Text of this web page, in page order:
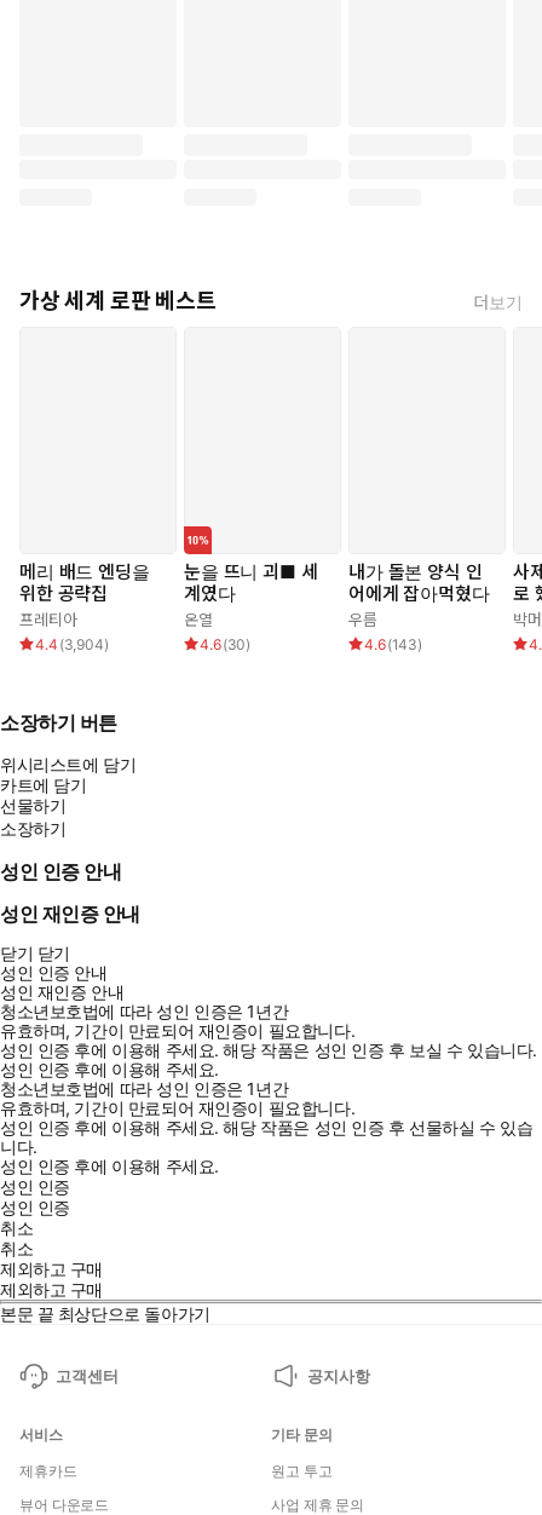
가상 세계 로판 베스트 더보기
메리 배드 엔딩을
위한 공략집
프레티아
4.4 (3,904)
눈을 뜨니 괴■ 세
계였다
온열
4.6(30)
내가 돌본 양식 인
어에게 잡아먹혔다
우름
4.6(143)
사
로
박
소장하기 버튼
위시리스트에 담기
카트에 담기
선물하기
소장하기
성인 인증 안내
성인 재인증 안내
닫기 닫기
성인 인증 안내
성인 재인증 안내
청소년보호법에 따라 성인 인증은 1년간
유효하며, 기간이 만료되어 재인증이 필요합니다.
성인 인증 후에 이용해 주세요.해당 작품은 성인 인증 후 보실 수 있습니다.
성인 인증 후에 이용해 주세요.
청소년보호법에 따라 성인 인증은 1년간
유효하며, 기간이 만료되어 재인증이 필요합니다.
성인 인증 후에 이용해 주세요.해당 작품은 성인 인증 후 선물하실 수 있습
니다.
성인 인증 후에 이용해 주세요.
성인 인증
성인 인증
취소
취소
제외하고 구매
제외하고 구매
본문 끝 최상단으로 돌아가기
고객센터 공지사항
서비스
제휴카드
뷰어 다운로드
기타 문의
원고 투고
사업 제휴 문의